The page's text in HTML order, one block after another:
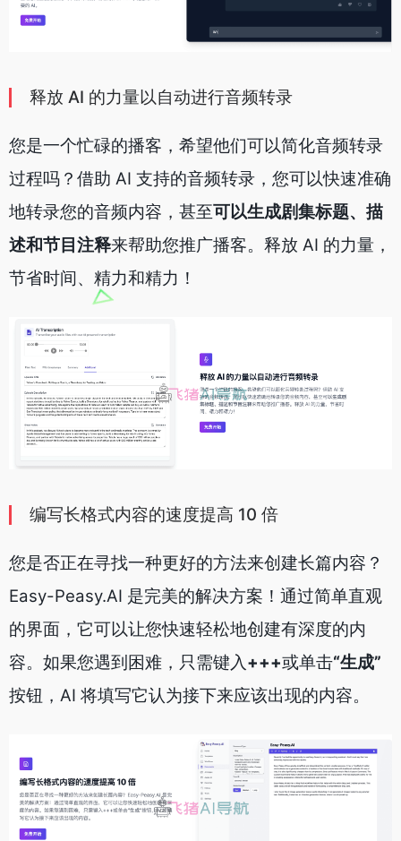
释放 AI 的力量以自动进行音频转录
您是一个忙碌的播客，希望他们可以简化音频转录
过程吗？借助 AI 支持的音频转录，您可以快速准确
地转录您的音频内容，甚至可以生成剧集标题、描
述和节目注释来帮助您推广播客。释放 AI 的力量，
节省时间、精力和精力！
编写长格式内容的速度提高 10 倍
您是否正在寻找一种更好的方法来创建长篇内容？
Easy-Peasy.AI 是完美的解决方案！通过简单直观
的界面，它可以让您快速轻松地创建有深度的内
容。如果您遇到困难，只需键入+++或单击“生成”
按钮，AI 将填写它认为接下来应该出现的内容。